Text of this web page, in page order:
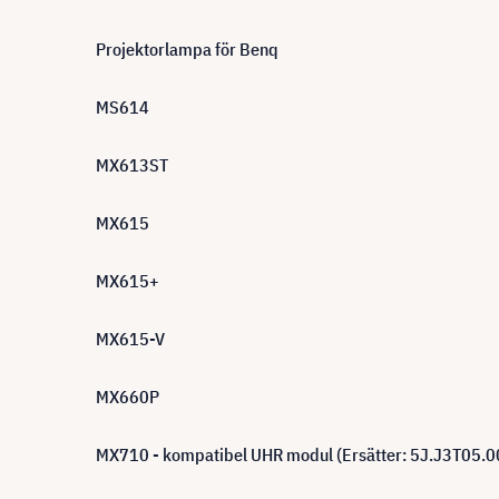
Projektorlampa för Benq
MS614
MX613ST
MX615
MX615+
MX615-V
MX660P
MX710 - kompatibel UHR modul (Ersätter: